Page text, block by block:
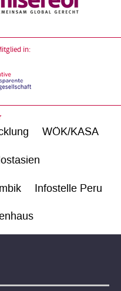
in:
WÖK/KASA
Infostelle Peru